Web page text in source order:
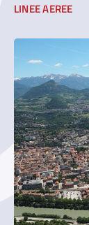
LINEE AEREE